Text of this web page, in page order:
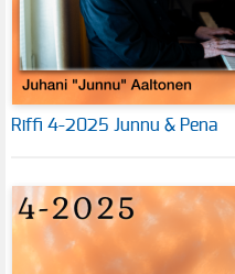
Riffi 4-2025 Junnu & Pena